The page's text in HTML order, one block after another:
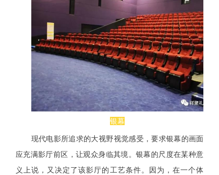
银幕
现代电影所追求的大视野视觉感受，要求银幕的画面
应充满影厅前区，让观众身临其境。银幕的尺度在某种意
义上说，又决定了该影厅的工艺条件。因为，在一个体